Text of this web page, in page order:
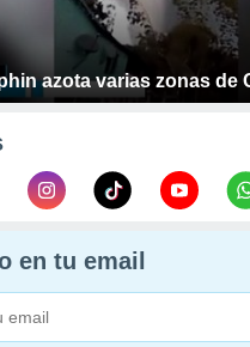
azota varias zonas de
en tu email